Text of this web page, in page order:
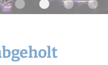
WiderrufsbelehrungSchnupper-